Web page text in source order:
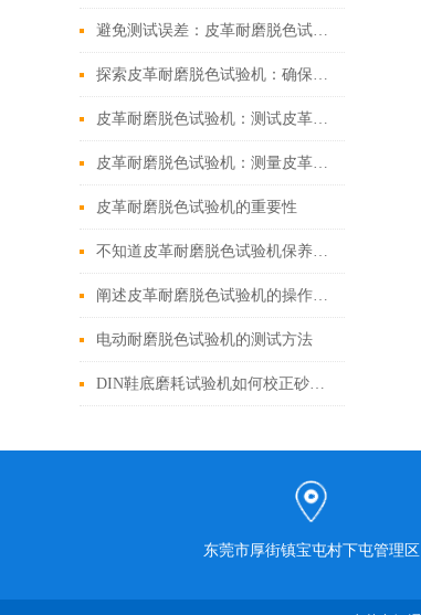
避免测试误差：皮革耐磨脱色试验机操作规范与日常维护技巧
探索皮革耐磨脱色试验机：确保皮革质量的关键设备
皮革耐磨脱色试验机：测试皮革耐磨性能的得力助手
皮革耐磨脱色试验机：测量皮革耐磨性和脱色性能的设备
皮革耐磨脱色试验机的重要性
不知道皮革耐磨脱色试验机保养程序的，进来看看这里
阐述皮革耐磨脱色试验机的操作步骤
电动耐磨脱色试验机的测试方法
DIN鞋底磨耗试验机如何校正砂纸来做测试？
东莞市厚街镇宝屯村下屯管理区